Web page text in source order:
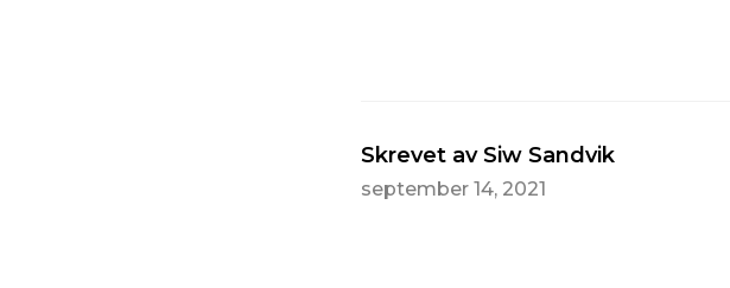
Skrevet av Siw Sandvik
september 14, 2021